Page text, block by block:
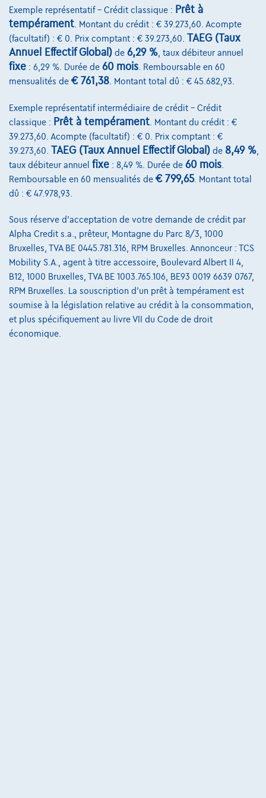
Volkswagen Golf
R-Line | 1.5 TSI 150cv | Carplay | Caméra | GPS | Led Matrix
€27.490
Dès€536,11/mois et une dernière mensualité de
€7.408,61
Découvrez l’exemple chiffré complet
Autosphere Center Liège
Exemple représentatif – Crédit classique : Prêt à
tempérament . Montant du crédit : € 39.273,60. Acompte
(facultatif) : € 0. Prix comptant : € 39.273,60. TAEG (Taux
Annuel Effectif Global) de 6,29 % , taux débiteur annuel
fixe : 6,29 %. Durée de 60 mois . Remboursable en 60
mensualités de € 761,38 . Montant total dû : € 45.682,93.
Exemple représentatif intermédiaire de crédit – Crédit
classique : Prêt à tempérament . Montant du crédit : €
39.273,60. Acompte (facultatif) : € 0. Prix comptant : €
39.273,60. TAEG (Taux Annuel Effectif Global) de 8,49 %
taux débiteur annuel fixe : 8,49 %. Durée de 60 mois
Remboursable en 60 mensualités de € 799,65. Montant total
dû : € 47.978,93.
Sous réserve d'acceptation de votre demande de crédit par
Alpha Credit s.a., prêteur, Montagne du Parc 8/3, 1000
Bruxelles, TVA BE 0445.781.316, RPM Bruxelles. Annonceur : TCS
Mobility S.A., agent à titre accessoire, Boulevard Albert II 4,
B12, 1000 Bruxelles, TVA BE 1003.765.106, BE93 0019 6639 0767,
RPM Bruxelles. La souscription d'un prêt à tempérament est
soumise à la législation relative au crédit à la consommation,
et plus spécifiquement au livre VII du Code de droit
économique.